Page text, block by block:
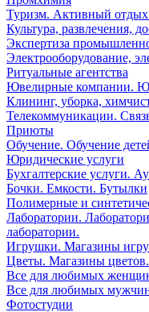
Туризм. Активный
Культура, развлечения,
Экспертиза
Электрооборудование,
Ритуальные агентства
Ювелирные компании.
Клининг, уборка,
Телекоммуникации.
Приюты
Обучение. Обучение
Юридические услуги
Бухгалтерские услуги.
Бочки. Емкости. Бутылки
Полимерные и
Лаборатории.
лаборатории.
Игрушки. Магазины
Цветы. Магазины
Все для любимых
Все для любимых
Фотостудии